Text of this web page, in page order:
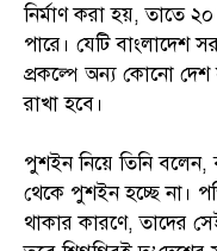
নির্মাণ করা হয়, তাতে
পারে। যেটি
প্রকল্পে অন্য কোনো
রাখা হবে।
পুশইন নিয়ে তিনি বলেন,
থেকে পুশইন হচ্ছে না।
থাকার কারণে, তাদের